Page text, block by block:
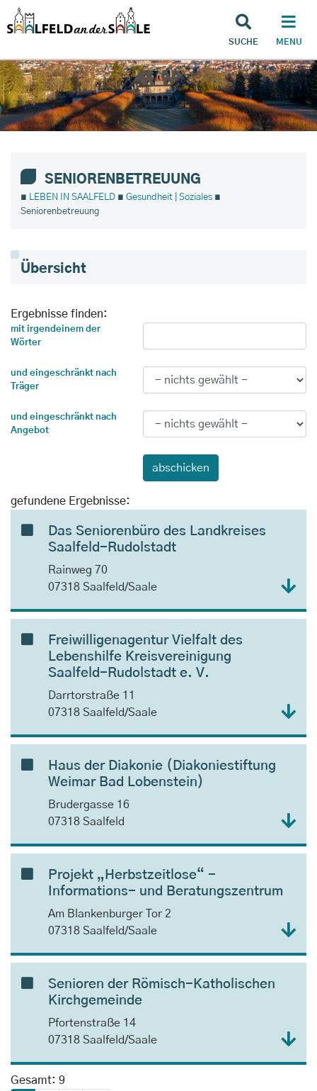
SUCHE MENU
SENIORENBETREUUNG
∎ LEBEN IN SAALFELD ∎ Gesundheit | Soziales ∎
Seniorenbetreuung
Übersicht
Ergebnisse finden:
mit irgendeinem der
Wörter
und eingeschränkt nach
Träger
und eingeschränkt nach
Angebot
gefundene Ergebnisse:
Das Seniorenbüro des Landkreises
Saalfeld-Rudolstadt
Rainweg 70
07318 Saalfeld/Saale
Freiwilligenagentur Vielfalt des
Lebenshilfe Kreisvereinigung
Saalfeld-Rudolstadt e. V.
Darrtorstraße 11
07318 Saalfeld/Saale
Haus der Diakonie (Diakoniestiftung
Weimar Bad Lobenstein)
Brudergasse 16
07318 Saalfeld
Projekt „Herbstzeitlose“ -
Informations- und Beratungszentrum
Am Blankenburger Tor 2
07318 Saalfeld/Saale
Senioren der Römisch-Katholischen
Kirchgemeinde
Pfortenstraße 14
07318 Saalfeld/Saale
Gesamt: 9